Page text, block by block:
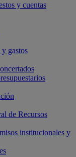
y cuentas
gastos
de Recursos
institucionales y